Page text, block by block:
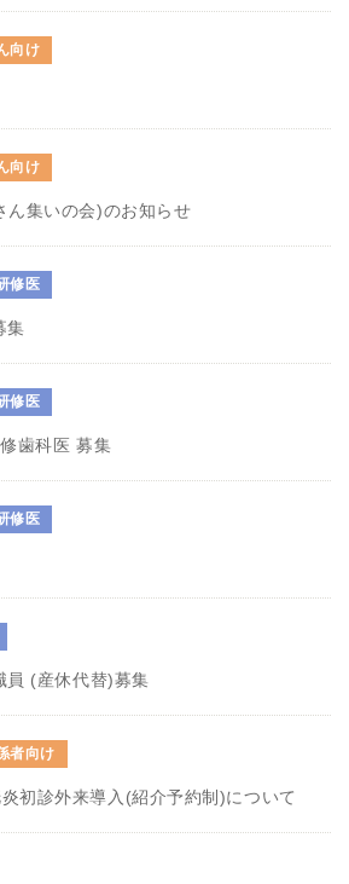
向け
向け
ん集いの会)のお知らせ
修医
集
修医
歯科医 募集
修医
員 (産休代替)募集
者向け
初診外来導入(紹介予約制)について